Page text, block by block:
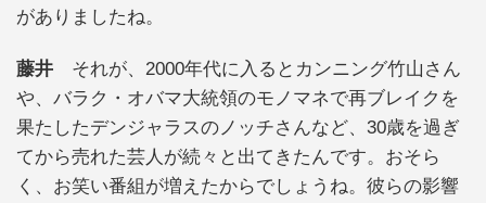
がありましたね。
藤井 それが、2000年代に入るとカンニング竹山さん
や、バラク・オバマ大統領のモノマネで再ブレイクを
果たしたデンジャラスのノッチさんなど、30歳を過ぎ
てから売れた芸人が続々と出てきたんです。おそら
く、お笑い番組が増えたからでしょうね。彼らの影響